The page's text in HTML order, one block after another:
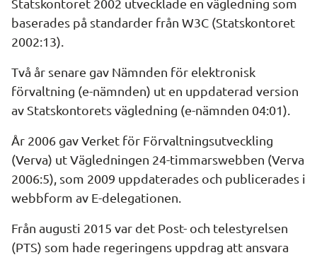
Statskontoret 2002 utvecklade en vägledning som
baserades på standarder från W3C (Statskontoret
2002:13).
Två år senare gav Nämnden för elektronisk
förvaltning (e-nämnden) ut en uppdaterad version
av Statskontorets vägledning (e-nämnden 04:01).
År 2006 gav Verket för Förvaltningsutveckling
(Verva) ut Vägledningen 24-timmarswebben (Verva
2006:5), som 2009 uppdaterades och publicerades i
webbform av E-delegationen.
Från augusti 2015 var det Post- och telestyrelsen
(PTS) som hade regeringens uppdrag att ansvara